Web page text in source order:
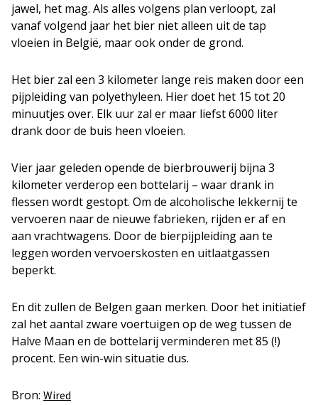
jawel, het mag. Als alles volgens plan verloopt, zal
vanaf volgend jaar het bier niet alleen uit de tap
vloeien in België, maar ook onder de grond.
Het bier zal een 3 kilometer lange reis maken door een
pijpleiding van polyethyleen. Hier doet het 15 tot 20
minuutjes over. Elk uur zal er maar liefst 6000 liter
drank door de buis heen vloeien.
Vier jaar geleden opende de bierbrouwerij bijna 3
kilometer verderop een bottelarij – waar drank in
flessen wordt gestopt. Om de alcoholische lekkernij te
vervoeren naar de nieuwe fabrieken, rijden er af en
aan vrachtwagens. Door de bierpijpleiding aan te
leggen worden vervoerskosten en uitlaatgassen
beperkt.
En dit zullen de Belgen gaan merken. Door het initiatief
zal het aantal zware voertuigen op de weg tussen de
Halve Maan en de bottelarij verminderen met 85 (!)
procent. Een win-win situatie dus.
Bron: Wired